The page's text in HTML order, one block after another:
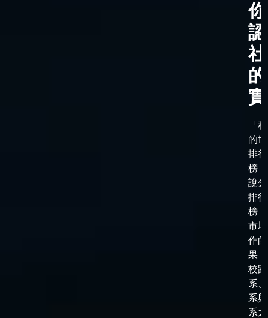
實
「
的
排行
榜
說
排行
榜
市
作
果
校跟
系
系
系